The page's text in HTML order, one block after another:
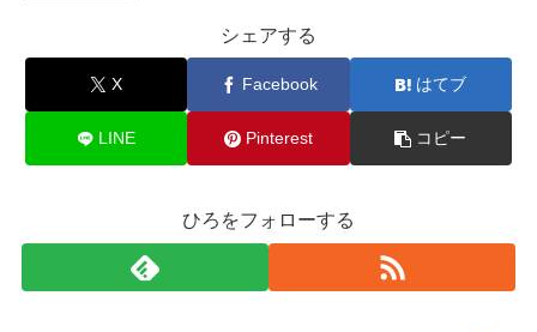
シェアする
X Facebook はてブ
LINE Pinterest コピー
ひろをフォローする